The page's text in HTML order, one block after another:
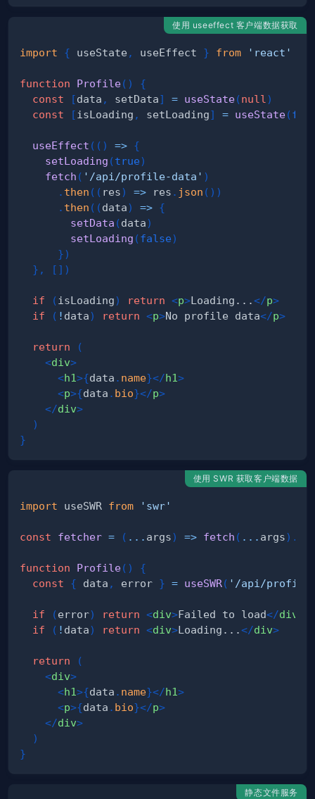
使用 useeffect 客户端数据获取
import { useState , useEffect } from 'react'
function Profile( )
{
const
[data , setData] = useState(null )
const
[ isLoading , setLoading] = useState(
useEffect ( ( ) => {
setLoading (true)
fetch ( '/api/profile-data' )
. then ( ( res) => res . json ( ) )
. then ( (data) => {
setData (data)
setLoading (false)
})
} , [ ] )
if ( isLoading) return <p>Loading...</p>
if
( ! data) return <p>No profile data</p>
return
(
<div>
<h1>{data . name}</h1>
<p>{data . bio}</p>
</div>
)
}
使用 SWR 获取客户端数据
import useSWR from 'swr'
const fetcher = ( ... args) => fetch ( ... args) .
function Profile( )
{
const
{ data , error } = useSWR( '/api/
if (error) return <div>Failed to load</div
if
( ! data) return <div>Loading...</div>
return
(
<div>
<h1>{data . name}</h1>
<p>{data . bio}</p>
</div>
)
}
静态文件服务